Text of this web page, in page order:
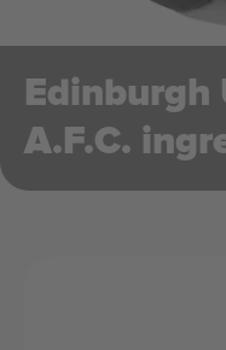
A.F.C.